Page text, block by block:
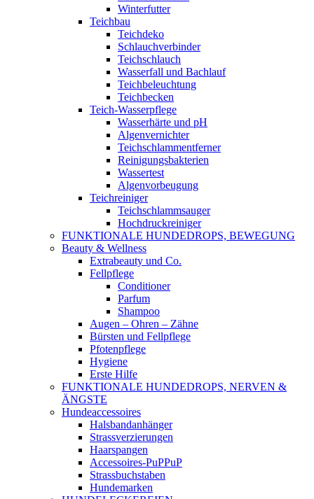
Winterfutter
Teichbau
Teichdeko
Schlauchverbinder
Teichschlauch
Wasserfall und Bachlauf
Teichbeleuchtung
Teichbecken
Teich-Wasserpflege
Wasserhärte und pH
Algenvernichter
Teichschlammentferner
Reinigungsbakterien
Wassertest
Algenvorbeugung
Teichreiniger
Teichschlammsauger
Hochdruckreiniger
FUNKTIONALE HUNDEDROPS, BEWEGUNG
Beauty & Wellness
Extrabeauty und Co.
Fellpflege
Conditioner
Parfum
Shampoo
Augen – Ohren – Zähne
Bürsten und Fellpflege
Pfotenpflege
Hygiene
Erste Hilfe
FUNKTIONALE HUNDEDROPS, NERVEN &
ÄNGSTE
Hundeaccessoires
Halsbandanhänger
Strassverzierungen
Haarspangen
Accessoires-PuPPuP
Strassbuchstaben
Hundemarken